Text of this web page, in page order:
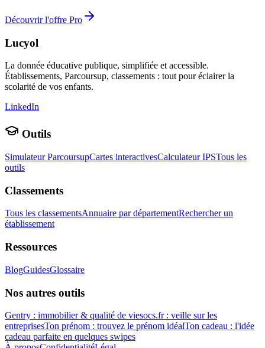
Découvrir l'offre Pro
Lucyol
La donnée éducative publique, simplifiée et accessible.
Établissements, Parcoursup, classements : tout pour éclairer la
scolarité de vos enfants.
LinkedIn
Outils
Simulateur ParcoursupCartes interactivesCalculateur IPSTous les
outils
Classements
Tous les classementsAnnuaire par départementRechercher un
établissement
Ressources
BlogGuidesGlossaire
Nos autres outils
Gentry : immobilier & qualité de viesocs.fr : veille sur les
entreprisesTon prénom : trouvez le prénom idéalTon cadeau : l'idée
cadeau parfaite en quelques swipes